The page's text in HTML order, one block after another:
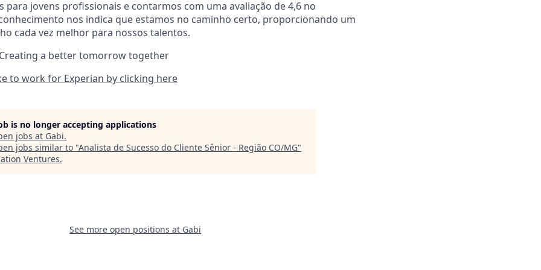
para jovens profissionais e contarmos com uma avaliação de 4,6 no
nos indica que estamos no caminho certo, proporcionando um
cada vez melhor para nossos talentos.
a better tomorrow together
to work for Experian by clicking here
is no longer accepting applications
jobs at Gabi.
jobs similar to "Analista de Sucesso do Cliente Sênior - Região CO/MG"
Ventures.
See more open positions at Gabi